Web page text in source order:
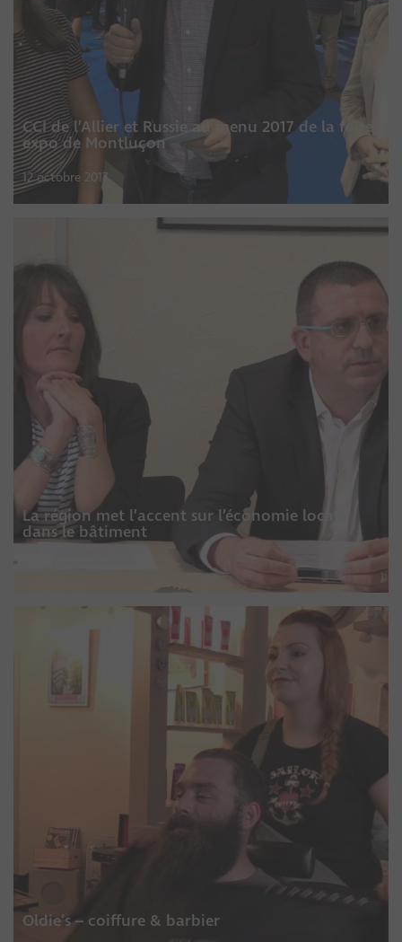
CCI de l’Allier et Russie au menu 2017 de la foire
expo de Montluçon
12 octobre 2017
La région met l’accent sur l’économie locale
dans le bâtiment
Oldie’s – coiffure & barbier